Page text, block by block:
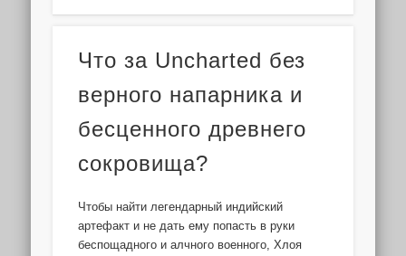
Что за Uncharted без
верного напарника и
бесценного древнего
сокровища?
Чтобы найти легендарный индийский
артефакт и не дать ему попасть в руки
беспощадного и алчного военного, Хлоя